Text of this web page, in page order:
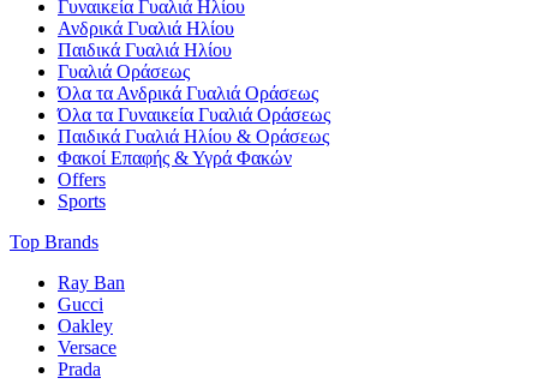
Γυναικεία Γυαλιά Ηλίου
Ανδρικά Γυαλιά Ηλίου
Παιδικά Γυαλιά Ηλίου
Γυαλιά Οράσεως
Όλα τα Ανδρικά Γυαλιά Οράσεως
Όλα τα Γυναικεία Γυαλιά Οράσεως
Παιδικά Γυαλιά Ηλίου & Οράσεως
Φακοί Επαφής & Υγρά Φακών
Offers
Sports
Top Brands
Ray Ban
Gucci
Oakley
Versace
Prada